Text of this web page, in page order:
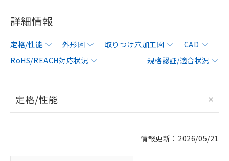
詳細情報
定格/性能 外形図 取りつけ穴加工図
CAD
RoHS/REACH対応状況
規格認証/適合状況
定格/性能
情報更新：2026/05/21